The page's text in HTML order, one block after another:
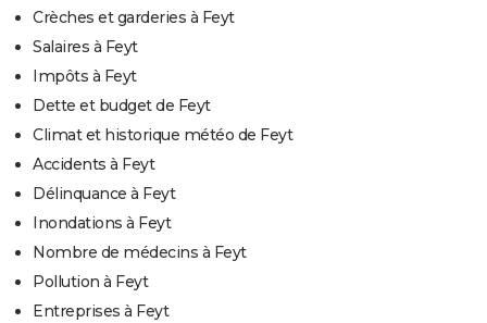
Crèches et garderies à Feyt
Salaires à Feyt
Impôts à Feyt
Dette et budget de Feyt
Climat et historique météo de Feyt
Accidents à Feyt
Délinquance à Feyt
Inondations à Feyt
Nombre de médecins à Feyt
Pollution à Feyt
Entreprises à Feyt